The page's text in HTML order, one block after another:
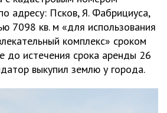
адресу: Псков, Я. Фабрициуса,
7098 кв. м «для использования
комплекс» сроком
до истечения срока аренды 26
выкупил землю у города.